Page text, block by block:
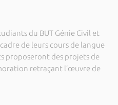
du BUT Génie Civil et
de leurs cours de langue
proposeront des projets de
retraçant l’œuvre de